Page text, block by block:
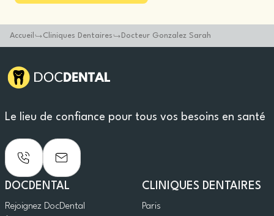
Accueil Cliniques Dentaires Docteur Gonzalez Sarah
Le lieu de confiance pour tous vos besoins en santé
DOCDENTAL
Rejoignez DocDental
CLINIQUES DENTAIRES
Paris